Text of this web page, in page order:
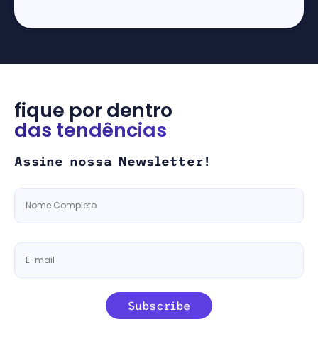
fique por dentro
das tendências
Assine nossa Newsletter!